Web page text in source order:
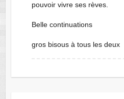
pouvoir vivre ses rèves.
Belle continuations
gros bisous à tous les deux